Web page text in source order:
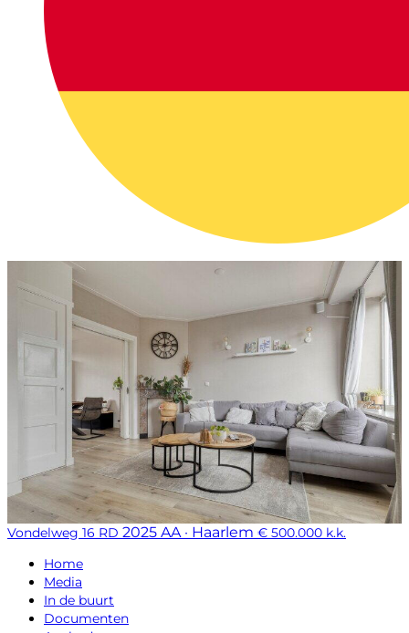
Vondelweg 16 RD 2025 AA · Haarlem € 500.000 k.k.
Home
Media
In de buurt
Documenten